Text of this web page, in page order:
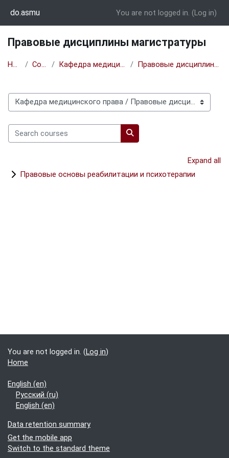
do.asmu You are not logged in. (Log in)
Правовые дисциплины магистратуры
Home Courses Кафедра медицинского права Правовые дисциплины магистратуры
Course categories
Search courses
Search courses
Expand all
Правовые основы реабилитации и психотерапии
You are not logged in. (Log in)
Home
English ‎(en)‎
Русский ‎(ru)‎
English ‎(en)‎
Data retention summary
Get the mobile app
Switch to the standard theme